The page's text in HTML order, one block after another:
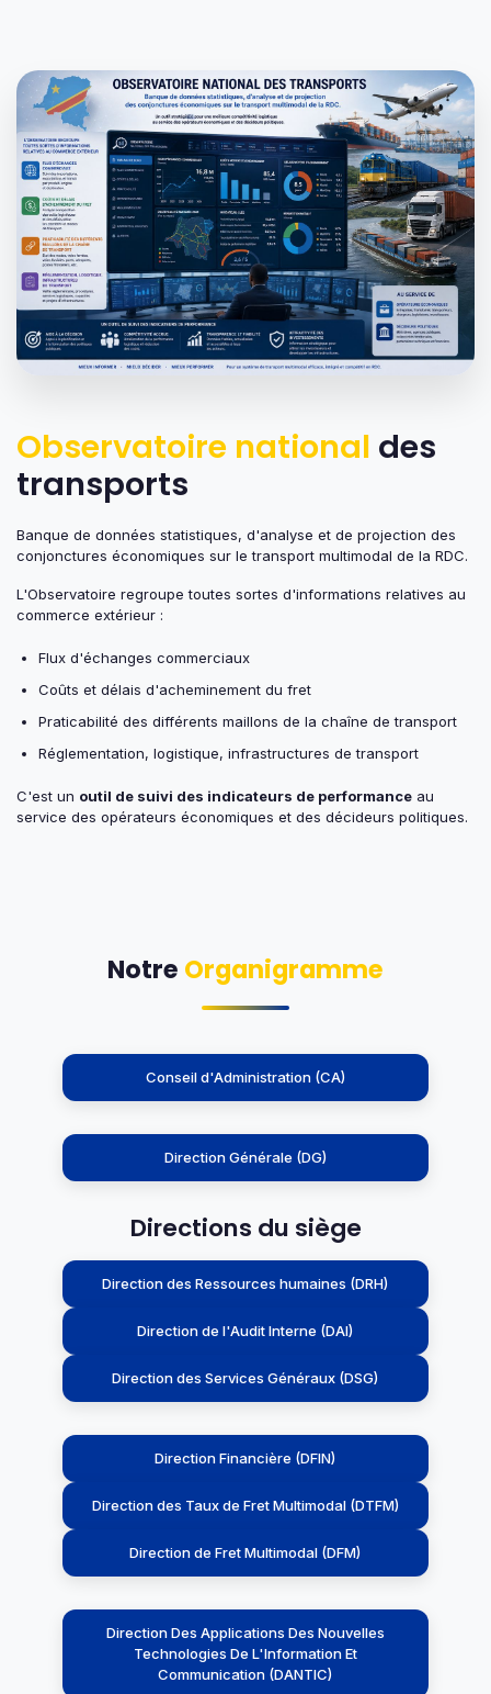
Observatoire national des
transports
Banque de données statistiques, d'analyse et de projection des
conjonctures économiques sur le transport multimodal de la RDC.
L'Observatoire regroupe toutes sortes d'informations relatives au
commerce extérieur :
Flux d'échanges commerciaux
Coûts et délais d'acheminement du fret
Praticabilité des différents maillons de la chaîne de transport
Réglementation, logistique, infrastructures de transport
C'est un outil de suivi des indicateurs de performance au
service des opérateurs économiques et des décideurs politiques.
Notre Organigramme
Conseil d'Administration (CA)
Direction Générale (DG)
Directions du siège
Direction des Ressources humaines (DRH)
Direction de l'Audit Interne (DAI)
Direction des Services Généraux (DSG)
Direction Financière (DFIN)
Direction des Taux de Fret Multimodal (DTFM)
Direction de Fret Multimodal (DFM)
Direction Des Applications Des Nouvelles
Technologies De L'Information Et
Communication (DANTIC)